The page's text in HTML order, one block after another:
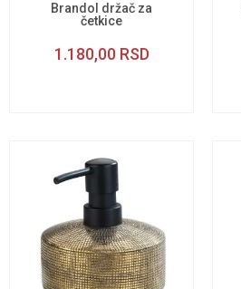
Brandol držač za
četkice
1.180,00 RSD